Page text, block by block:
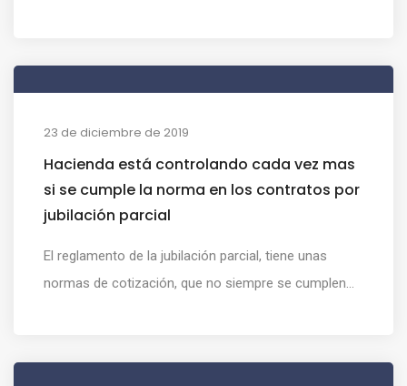
23 de diciembre de 2019
Hacienda está controlando cada vez mas
si se cumple la norma en los contratos por
jubilación parcial
El reglamento de la jubilación parcial, tiene unas
normas de cotización, que no siempre se cumplen...